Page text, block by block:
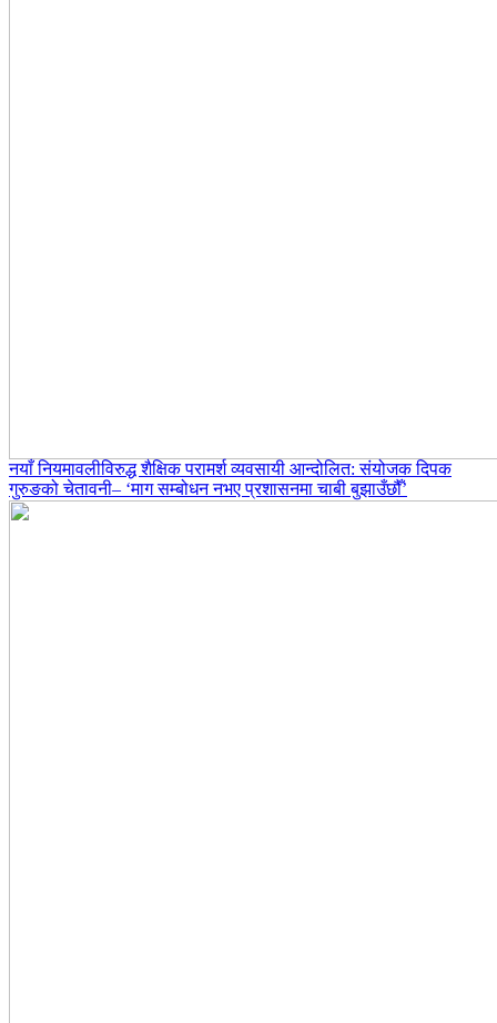
नयाँ नियमावलीविरुद्ध शैक्षिक परामर्श व्यवसायी आन्दोलित: संयोजक दिपक
गुरुङको चेतावनी– ‘माग सम्बोधन नभए प्रशासनमा चाबी बुझाउँछौँ’